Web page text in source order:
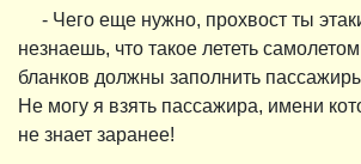
- Чего еще нужно, прохвост ты
незнаешь, что такое лететь
бланков должны заполнить
Не могу я взять пассажира, имени
не знает заранее!